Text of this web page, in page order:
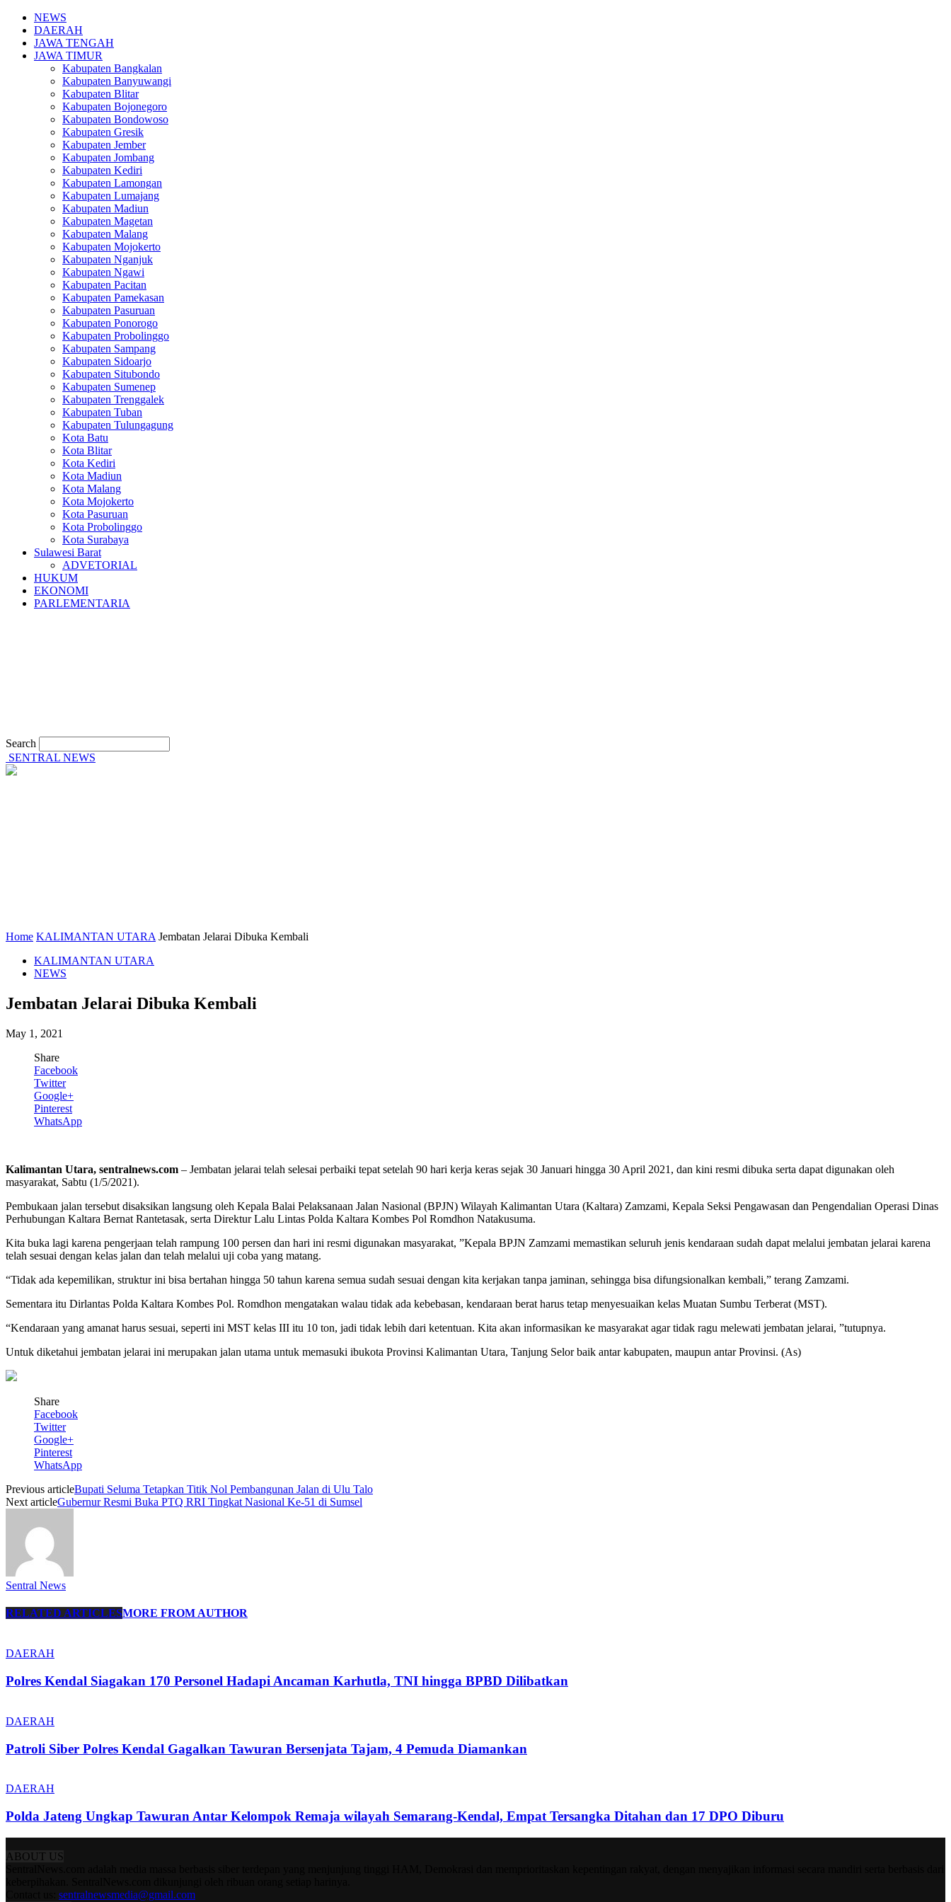
NEWS
DAERAH
JAWA TENGAH
JAWA TIMUR
Kabupaten Bangkalan
Kabupaten Banyuwangi
Kabupaten Blitar
Kabupaten Bojonegoro
Kabupaten Bondowoso
Kabupaten Gresik
Kabupaten Jember
Kabupaten Jombang
Kabupaten Kediri
Kabupaten Lamongan
Kabupaten Lumajang
Kabupaten Madiun
Kabupaten Magetan
Kabupaten Malang
Kabupaten Mojokerto
Kabupaten Nganjuk
Kabupaten Ngawi
Kabupaten Pacitan
Kabupaten Pamekasan
Kabupaten Pasuruan
Kabupaten Ponorogo
Kabupaten Probolinggo
Kabupaten Sampang
Kabupaten Sidoarjo
Kabupaten Situbondo
Kabupaten Sumenep
Kabupaten Trenggalek
Kabupaten Tuban
Kabupaten Tulungagung
Kota Batu
Kota Blitar
Kota Kediri
Kota Madiun
Kota Malang
Kota Mojokerto
Kota Pasuruan
Kota Probolinggo
Kota Surabaya
Sulawesi Barat
ADVETORIAL
HUKUM
EKONOMI
PARLEMENTARIA
Search
SENTRAL NEWS
Home KALIMANTAN UTARA Jembatan Jelarai Dibuka Kembali
KALIMANTAN UTARA
NEWS
Jembatan Jelarai Dibuka Kembali
May 1, 2021
Share
Facebook
Twitter
Google+
Pinterest
WhatsApp
Kalimantan Utara, sentralnews.com – Jembatan jelarai telah selesai perbaiki tepat setelah 90 hari kerja keras sejak 30 Januari hingga 30 April 2021, dan kini resmi dibuka serta dapat digunakan oleh
masyarakat, Sabtu (1/5/2021).
Pembukaan jalan tersebut disaksikan langsung oleh Kepala Balai Pelaksanaan Jalan Nasional (BPJN) Wilayah Kalimantan Utara (Kaltara) Zamzami, Kepala Seksi Pengawasan dan Pengendalian Operasi Dinas
Perhubungan Kaltara Bernat Rantetasak, serta Direktur Lalu Lintas Polda Kaltara Kombes Pol Romdhon Natakusuma.
Kita buka lagi karena pengerjaan telah rampung 100 persen dan hari ini resmi digunakan masyarakat, ”Kepala BPJN Zamzami memastikan seluruh jenis kendaraan sudah dapat melalui jembatan jelarai karena
telah sesuai dengan kelas jalan dan telah melalui uji coba yang matang.
“Tidak ada kepemilikan, struktur ini bisa bertahan hingga 50 tahun karena semua sudah sesuai dengan kita kerjakan tanpa jaminan, sehingga bisa difungsionalkan kembali,” terang Zamzami.
Sementara itu Dirlantas Polda Kaltara Kombes Pol. Romdhon mengatakan walau tidak ada kebebasan, kendaraan berat harus tetap menyesuaikan kelas Muatan Sumbu Terberat (MST).
“Kendaraan yang amanat harus sesuai, seperti ini MST kelas III itu 10 ton, jadi tidak lebih dari ketentuan. Kita akan informasikan ke masyarakat agar tidak ragu melewati jembatan jelarai, ”tutupnya.
Untuk diketahui jembatan jelarai ini merupakan jalan utama untuk memasuki ibukota Provinsi Kalimantan Utara, Tanjung Selor baik antar kabupaten, maupun antar Provinsi. (As)
Share
Facebook
Twitter
Google+
Pinterest
WhatsApp
Previous articleBupati Seluma Tetapkan Titik Nol Pembangunan Jalan di Ulu Talo
Next articleGubernur Resmi Buka PTQ RRI Tingkat Nasional Ke-51 di Sumsel
Sentral News
RELATED ARTICLESMORE FROM AUTHOR
DAERAH
Polres Kendal Siagakan 170 Personel Hadapi Ancaman Karhutla, TNI hingga BPBD Dilibatkan
DAERAH
Patroli Siber Polres Kendal Gagalkan Tawuran Bersenjata Tajam, 4 Pemuda Diamankan
DAERAH
Polda Jateng Ungkap Tawuran Antar Kelompok Remaja wilayah Semarang-Kendal, Empat Tersangka Ditahan dan 17 DPO Diburu
ABOUT US
sentralnewsmedia@gmail.com